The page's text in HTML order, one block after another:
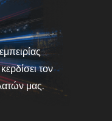
τον
μας.